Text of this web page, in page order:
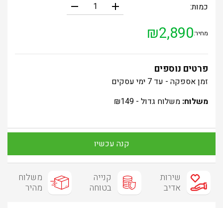
כמות: add
remove
מחיר: ₪2,890
פרטים נוספים
זמן אספקה - עד 7 ימי עסקים
משלוח: משלוח גדול - ₪149
קנה עכשיו
שירות
אדיב
קנייה
בטוחה
משלוח
מהיר